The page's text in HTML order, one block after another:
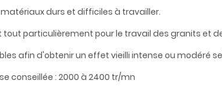
durs et difficiles à travailler.
tout particulièrement pour le travail des granits et
afin d'obtenir un effet vieilli intense ou modéré
conseillée : 2000 à 2400 tr/mn